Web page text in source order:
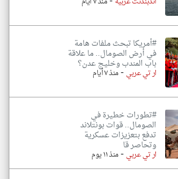
#أمريكا تبحث ملفات هامة
في أرض الصومال.. ما علاقة
باب المندب وخليج عدن؟
ار تي عربي-منذ ٧ أيام
#تطورات خطيرة في
الصومال.. قوات بونتلاند
تدفع بتعزيزات عسكرية
وتحاصر قا
ار تي عربي -منذ ١١ يوم